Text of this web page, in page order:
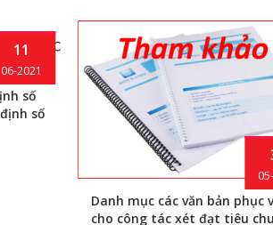
11
06-2021
số
số
Danh mục các văn bản phục
cho công tác xét đạt tiêu